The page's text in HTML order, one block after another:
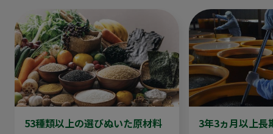
53種類以上の選びぬいた原材料 3年3ヵ月以上長